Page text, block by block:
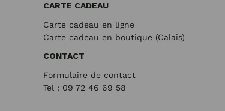
CARTE CADEAU
Carte cadeau en ligne
Carte cadeau en boutique (Calais)
CONTACT
Formulaire de contact
Tel : 09 72 46 69 58